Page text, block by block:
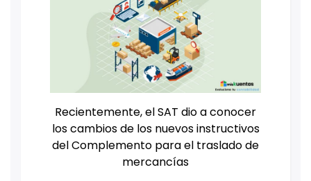
Recientemente, el SAT dio a conocer
los cambios de los nuevos instructivos
del Complemento para el traslado de
mercancías